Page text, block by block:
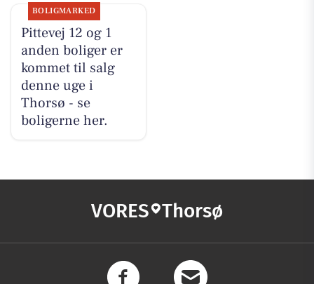
BOLIGMARKED
Pittevej 12 og 1
anden boliger er
kommet til salg
denne uge i
Thorsø - se
boligerne her.
VORES Thorsø